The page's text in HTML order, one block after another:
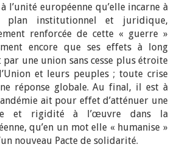
l’unité européenne qu’elle incarne à
institutionnel et juridique,
renforcée de cette « guerre »
encore que ses effets à long
une union sans cesse plus étroite
et leurs peuples ; toute crise
réponse globale. Au final, il est à
ait pour effet d’atténuer une
et rigidité à l’œuvre dans la
qu’en un mot elle « humanise »
nouveau Pacte de solidarité.